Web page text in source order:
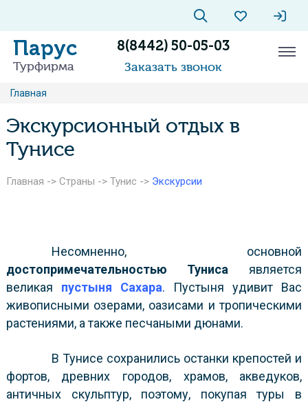
Парус
Турфирма
8(8442) 50-05-03
Заказать звонок
Главная
Экскурсионный отдых в
Тунисе
Главная -> Страны -> Тунис -> Экскурсии
Несомненно, основной
достопримечательностью Туниса является
великая пустыня Сахара. Пустыня удивит Вас
живописными озерами, оазисами и тропическими
растениями, а также песчаными дюнами.
В Тунисе сохранились останки крепостей и
фортов, древних городов, храмов, акведуков,
античных скульптур, поэтому, покупая туры в